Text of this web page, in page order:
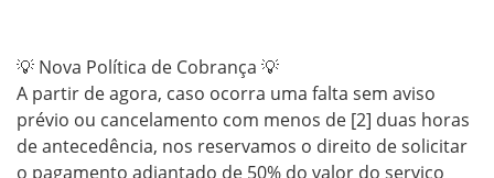
💡 Nova Política de Cobrança 💡
A partir de agora, caso ocorra uma falta sem aviso
prévio ou cancelamento com menos de [2] duas horas
de antecedência, nos reservamos o direito de solicitar
o pagamento adiantado de 50% do valor do serviço